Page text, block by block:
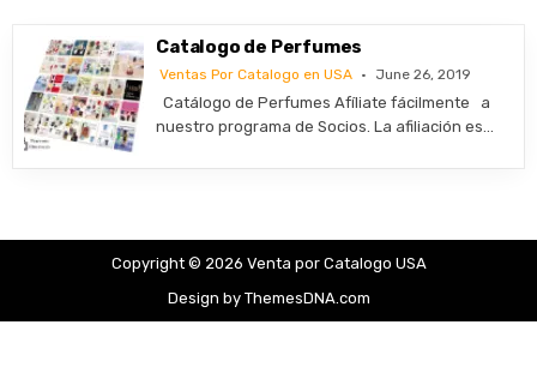
Catalogo de Perfumes
Ventas Por Catalogo en USA June 26, 2019
Catálogo de Perfumes Afíliate fácilmente a
nuestro programa de Socios. La afiliación es…
Copyright © 2026 Venta por Catalogo USA
Design by ThemesDNA.com